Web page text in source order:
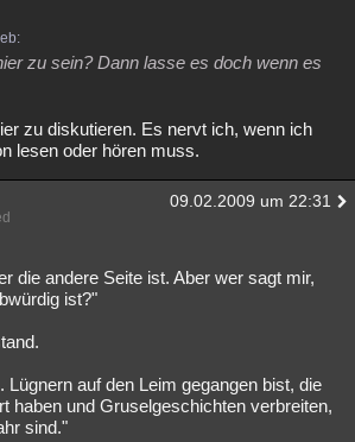
zu sein? Dann lasse es doch wenn es
zu diskutieren. Es nervt ich, wenn ich
lesen oder hören muss.
09.02.2009 um 22:31
die andere Seite ist. Aber wer sagt mir,
ist?"
Lügnern auf den Leim gegangen bist, die
haben und Gruselgeschichten verbreiten,
sind."